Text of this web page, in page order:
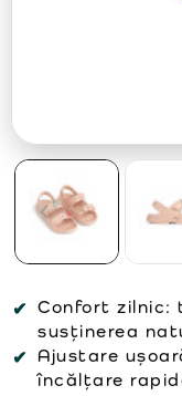
Confort zilnic:
susținerea
Ajustare
încălțare